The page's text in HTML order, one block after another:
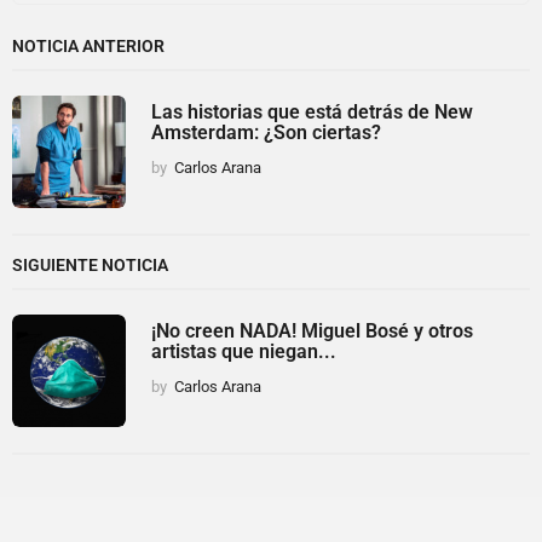
NOTICIA ANTERIOR
Las historias que está detrás de New
Amsterdam: ¿Son ciertas?
by Carlos Arana
SIGUIENTE NOTICIA
¡No creen NADA! Miguel Bosé y otros
artistas que niegan...
by Carlos Arana